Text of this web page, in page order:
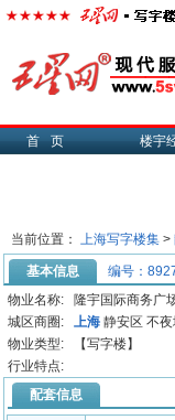
首页 楼宇
当前位置： 上海写字楼集 >
基本信息
编号：
物业名称:
隆宇国际商务广
城区商圈:
上海 静安区 不
物业类型:
【写字楼】
行业特点:
配套信息